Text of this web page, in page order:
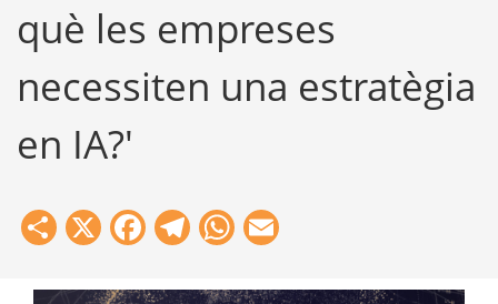
què les empreses
necessiten una estratègia
en IA?'
Share
X Facebook
Telegram
WhatsApp